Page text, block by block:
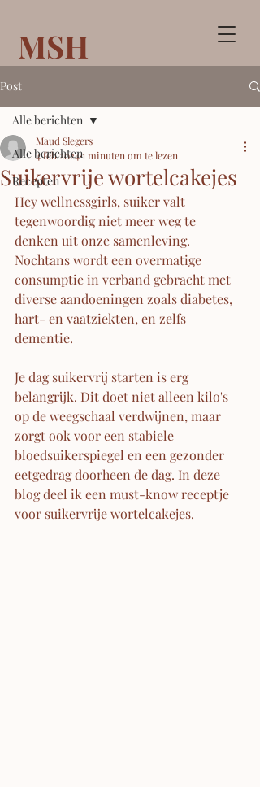
MSH
Post
Alle berichten
Recepten
Alle berichten
Suikervrije wortelcakejes
Maud Slegers
4 feb 20241 minuten om te lezen
Hey wellnessgirls, suiker valt
tegenwoordig niet meer weg te
denken uit onze samenleving.
Nochtans wordt een overmatige
consumptie in verband gebracht met
diverse aandoeningen zoals diabetes,
hart- en vaatziekten, en zelfs
dementie.
Je dag suikervrij starten is erg
belangrijk. Dit doet niet alleen kilo's
op de weegschaal verdwijnen, maar
zorgt ook voor een stabiele
bloedsuikerspiegel en een gezonder
eetgedrag doorheen de dag. In deze
blog deel ik een must-know receptje
voor suikervrije wortelcakejes.